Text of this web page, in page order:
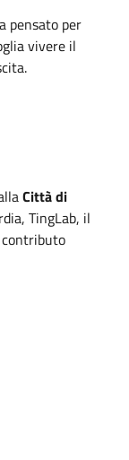
pensato per
vivere il
Città di
TingLab, il